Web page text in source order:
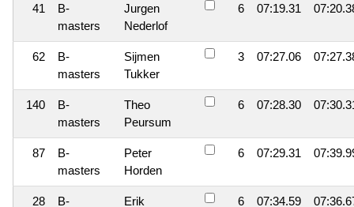
41
B-
masters
Jurgen
Nederlof
6 07:19.31
62
B-
masters
Sijmen
Tukker
3 07:27.06
140
B-
masters
Theo
Peursum
6 07:28.30
87
B-
masters
Peter
Horden
6 07:29.31
28
B-
Erik
6 07:34.59